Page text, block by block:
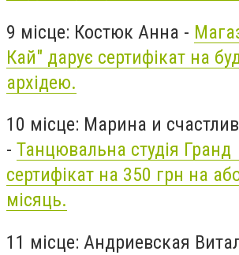
9 місце: Костюк Анна -
Кай" дарує сертифікат на
архідею.
10 місце: Марина и
- Танцювальна студія Гранд
сертифікат на 350 грн на
місяць.
11 місце: Андриевская